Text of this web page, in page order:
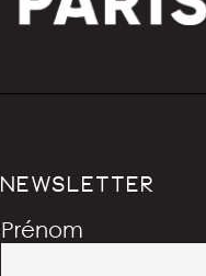
NEWSLETTER
Prénom